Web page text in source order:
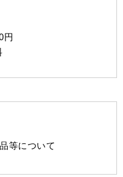
円
等について